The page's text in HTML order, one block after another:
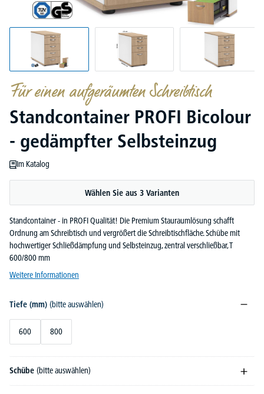
Für einen aufgeräumten Schreibtisch
Standcontainer PROFI Bicolour
- gedämpfter Selbsteinzug
Im Katalog
Wählen Sie aus 3 Varianten
Standcontainer - in PROFI Qualität! Die Premium Stauraumlösung schafft
Ordnung am Schreibtisch und vergrößert die Schreibtischfläche. Schübe mit
hochwertiger Schließdämpfung und Selbsteinzug, zentral verschließbar, T
600/800 mm
Weitere Informationen
Tiefe (mm) (bitte auswählen)
600 800
Schübe (bitte auswählen)